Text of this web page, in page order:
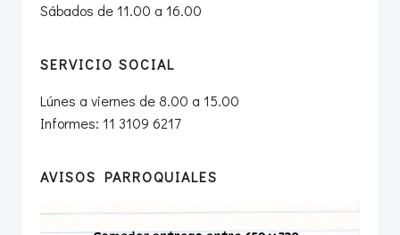
Sábados de 11.00 a 16.00
SERVICIO SOCIAL
Lúnes a viernes de 8.00 a 15.00
Informes: 11 3109 6217
AVISOS PARROQUIALES